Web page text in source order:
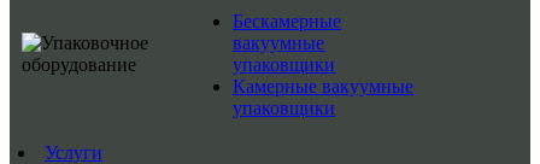
Бескамерные
вакуумные
упаковщики
Камерные вакуумные
упаковщики
Услуги